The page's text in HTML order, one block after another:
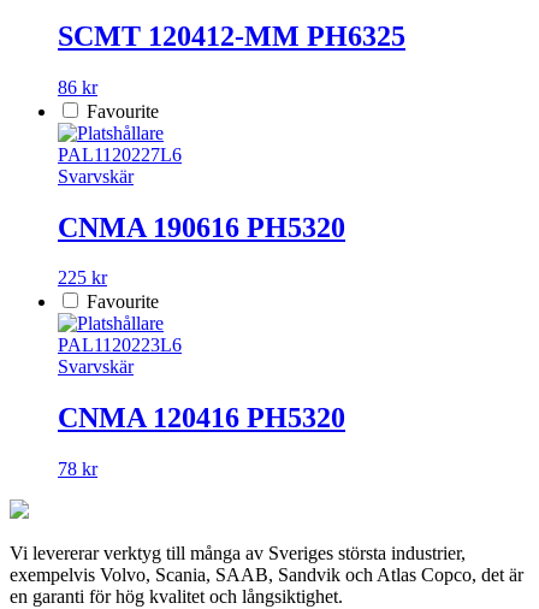
SCMT 120412-MM PH6325
86 kr
Favourite
PAL1120227L6
Svarvskär
CNMA 190616 PH5320
225 kr
Favourite
PAL1120223L6
Svarvskär
CNMA 120416 PH5320
78 kr
Vi levererar verktyg till många av Sveriges största industrier,
exempelvis Volvo, Scania, SAAB, Sandvik och Atlas Copco, det är
en garanti för hög kvalitet och långsiktighet.